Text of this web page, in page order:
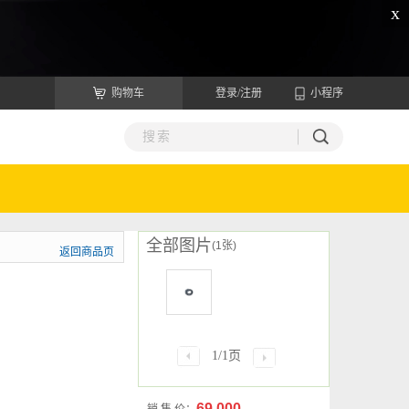
x
购物车 登录/注册 小程序
返回商品页 全部图片(1张)
1/1页